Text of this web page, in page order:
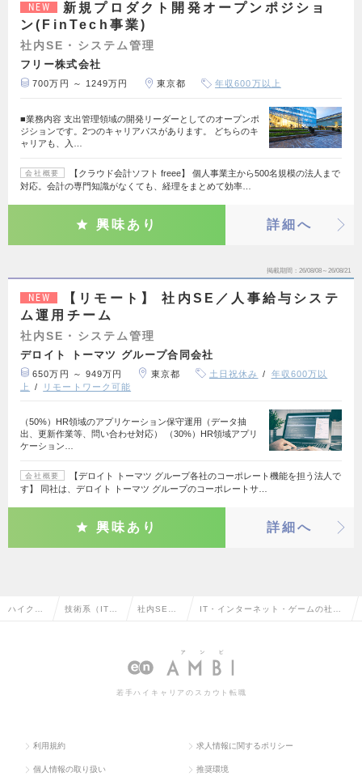
NEW
新規プロダクト開発オープンポジショ
ン(FinTech事業)
社内SE・システム管理
フリー株式会社
700万円 ～ 1249万円 東京都 年収600万以上
■業務内容 支出管理領域の開発リーダーとしてのオープンポ
ジションです。2つのキャリアパスがあります。 どちらのキ
ャリアも、入…
会社概要
【クラウド会計ソフト freee】 個人事業主から500名規模の法人まで
対応。会計の専門知識がなくても、経理をまとめて効率…
興味あり 詳細へ
掲載期間 26/08/08～26/08/21
NEW
【リモート】 社内SE／人事給与システ
ム運用チーム
社内SE・システム管理
デロイト トーマツ グループ合同会社
650万円 ～ 949万円 東京都 土日祝休み
年収600万以
上
リモートワーク可能
（50%）HR領域のアプリケーション保守運用（データ抽
出、更新作業等、問い合わせ対応） （30%）HR領域アプリ
ケーション…
会社概要
【デロイト トーマツ グループ各社のコーポレート機能を担う法人で
す】 同社は、デロイト トーマツ グループのコーポレートサ…
興味あり 詳細へ
ハイクラ 技術系（IT・ 社内SE・
理
IT・インターネット・ゲームの社内
一覧
若手ハイキャリアのスカウト転職
利用規約 求人情報に関するポリシー
個人情報の取り扱い 推奨環境